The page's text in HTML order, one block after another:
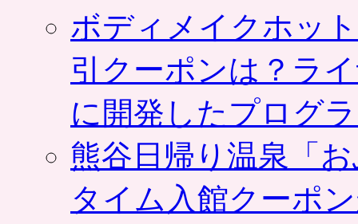
ボディメイクホッ
引クーポンは？ラ
に開発したプログ
熊谷日帰り温泉「
タイム入館クーポ